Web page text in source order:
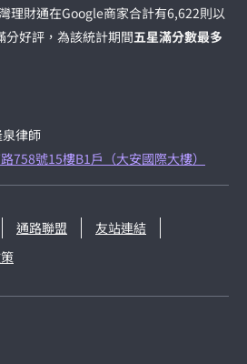
理財通在Google商家合計有6,622則以
好評，為該統計期間五星滿分數最多
律師
758號15樓B1戶（大安國際大樓）
通路聯盟
友站連結